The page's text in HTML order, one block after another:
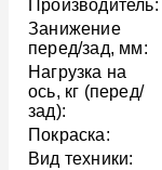
Производитель:
Занижение
перед/зад, мм:
Нагрузка на
ось, кг (перед/
зад):
Покраска:
Вид техники: